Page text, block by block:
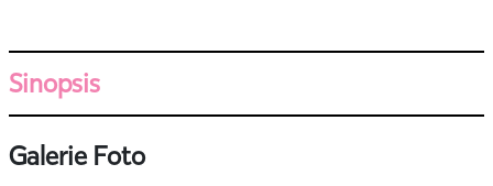
Sinopsis
Galerie Foto